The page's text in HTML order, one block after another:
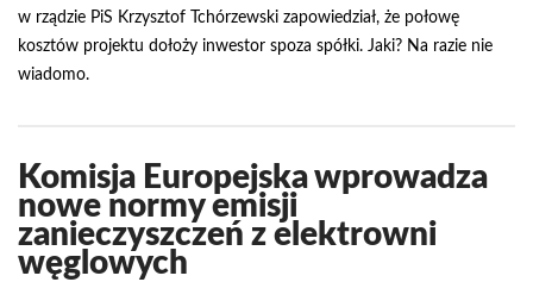
w rządzie PiS Krzysztof Tchórzewski zapowiedział, że połowę
kosztów projektu dołoży inwestor spoza spółki. Jaki? Na razie nie
wiadomo.
Komisja Europejska wprowadza
nowe normy emisji
zanieczyszczeń z elektrowni
węglowych